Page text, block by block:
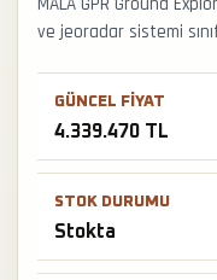
ve jeoradar sistemi
radargram okuma,
kargo ve mağazadan
teslimat desteği hızlıca
GÜNCEL FIYAT
4.339.470 TL
STOK DURUMU
Stokta